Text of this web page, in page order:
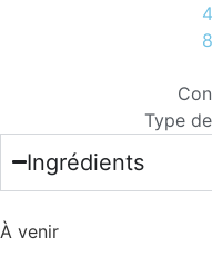
Type
Ingrédients
À venir